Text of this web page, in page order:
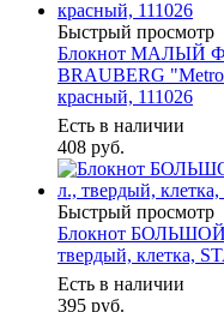
Быстрый просмотр
Блокнот МАЛЫЙ
BRAUBERG
красный, 111026
Есть в наличии
408 руб.
Быстрый просмотр
Блокнот
твердый, клетка,
Есть в наличии
395 руб.